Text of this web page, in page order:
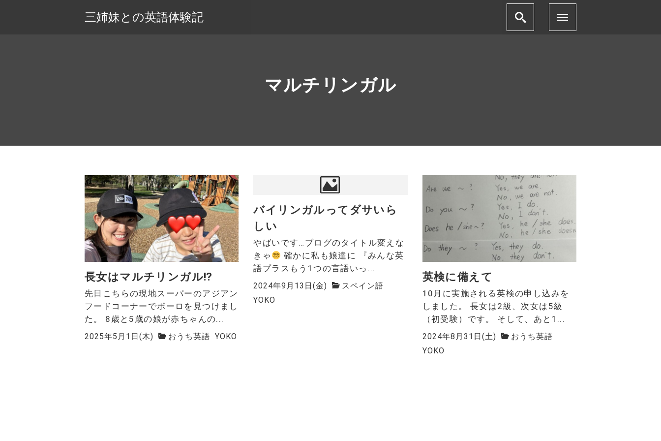
三姉妹との英語体験記
マルチリンガル
長女はマルチリンガル⁉
先日こちらの現地スーパーのアジアン
フードコーナーでボーロを見つけまし
た。 8歳と5歳の娘が赤ちゃんの...
2025年5月1日(木) おうち英語 YOKO
バイリンガルってダサいら
しい
やばいです…ブログのタイトル変えな
きゃ
確かに私も娘達に 『みんな英
語プラスもう1つの言語いっ...
2024年9月13日(金)
スペイン語
YOKO
英検に備えて
10月に実施される英検の申し込みを
しました。 長女は2級、次女は5級
（初受験）です。 そして、あと1...
2024年8月31日(土)
おうち英語
YOKO